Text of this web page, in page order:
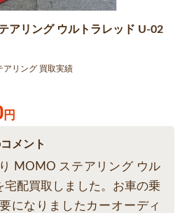
アリング ウルトラレッド U-02
アリング 買取実績
円
メント
MOMO ステアリング ウル
宅配買取しました。お車の乗
になりましたカーオーディ